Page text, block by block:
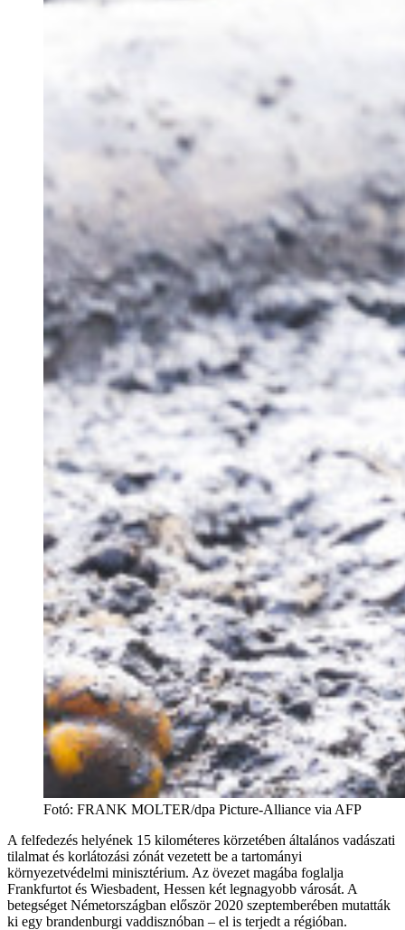
Fotó: FRANK MOLTER/dpa Picture-Alliance via AFP
A felfedezés helyének 15 kilométeres körzetében általános vadászati
tilalmat és korlátozási zónát vezetett be a tartományi
környezetvédelmi minisztérium. Az övezet magába foglalja
Frankfurtot és Wiesbadent, Hessen két legnagyobb városát. A
betegséget Németországban először 2020 szeptemberében mutatták
ki egy brandenburgi vaddisznóban – el is terjedt a régióban.